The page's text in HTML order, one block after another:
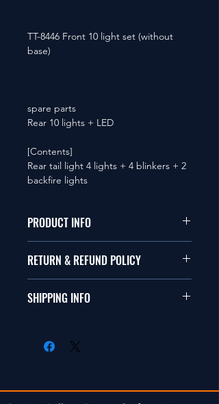
TT-8446 Front 10 light set (without
base)
spare parts
Rear 10 lights + LED
[Contents]
Rear tail light 4 lights + 4 blinkers + 2
backfire lights
PRODUCT INFO
本品は1/10サイズのラジオコント
This items fit in with 1/10 sizes of
RETURN & REFUND POLICY
商品に明らかな欠陥がないかぎり
isn't accepted in goods.
SHIPPING INFO
します。海外への出荷は入金確認
The occasion with the stock is